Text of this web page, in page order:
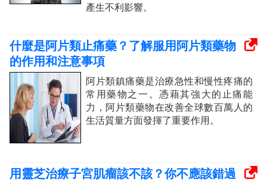
產生不利影響。
什麼是阿片類止痛藥？了解服用阿片類藥物
的作用和注意事項
阿片類鎮痛藥是治療急性和慢性疼痛的
常用藥物之一。憑藉其強大的止痛能
力，阿片類藥物在改善全球數百萬人的
生活質量方面發揮了重要作用。
用靈芝治療子宮肌瘤該不該？你不應該錯過